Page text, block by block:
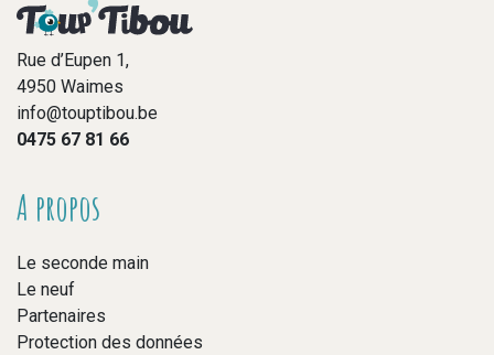
Rue d’Eupen 1,
4950 Waimes
info@touptibou.be
0475 67 81 66
A propos
Le seconde main
Le neuf
Partenaires
Protection des données